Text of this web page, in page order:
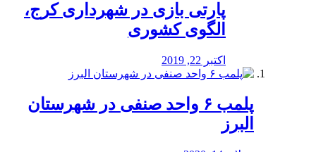
پارتی بازی در شهرداری کرج،
الگوی کشوری
اکتبر 22, 2019
پلمب ۶ واحد صنفی در شهرستان
البرز